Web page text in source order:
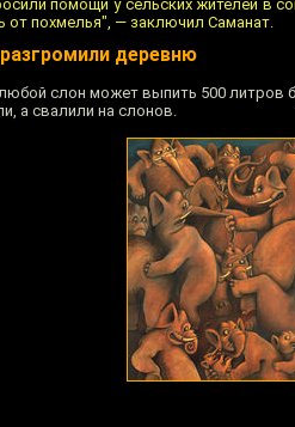
помощи у сельских жителей в
от похмелья", — заключил Саманат.
деревню
слон может выпить 500 литров
а свалили на слонов.